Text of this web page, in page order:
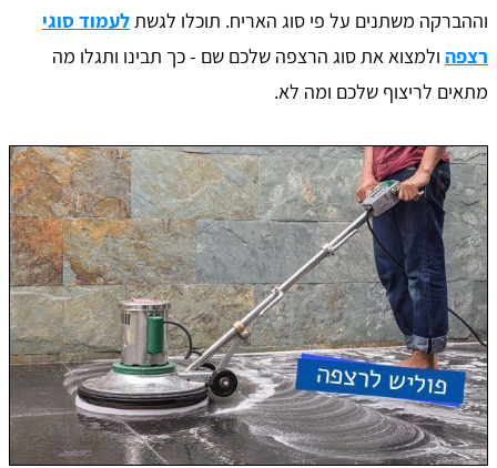
וההברקה משתנים על פי סוג האריח. תוכלו לגשתלעמוד סוגי
רצפה ולמצוא את סוג הרצפה שלכם שם - כך תבינו ותגלו מה
מתאים לריצוף שלכם ומה לא.